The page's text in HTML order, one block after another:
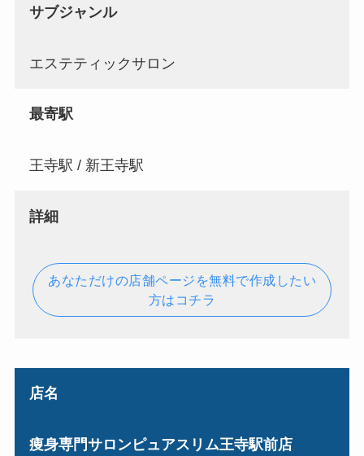
サブジャンル
エステティックサロン
最寄駅
王寺駅 / 新王寺駅
詳細
あなただけの店舗ページを無料で作成したい
方はコチラ
店名
痩身専門サロンピュアスリム王寺駅前店